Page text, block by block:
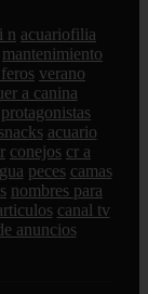
n acuariofilia
mantenimiento
verano
a canina
protagonistas
snacks acuario
conejos cr a
peces camas
nombres para
canal tv
anuncios